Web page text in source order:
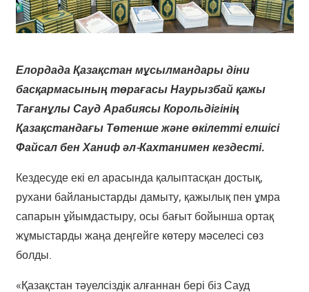
Елордада Қазақстан мұсылмандары діни
басқармасының төрағасы Наурызбай қажы
Тағанұлы Сауд Арабиясы Корольдігінің
Қазақстандағы Төтенше және өкілетті елшісі
Файсал бен Ханиф әл-Кахтанимен кездесті.
Кездесуде екі ел арасында қалыптасқан достық,
рухани байланыстарды дамыту, қажылық пен ұмра
сапарын ұйымдастыру, осы бағыт бойынша ортақ
жұмыстарды жаңа деңгейге көтеру мәселесі сөз
болды.
«Қазақстан тәуелсіздік алғаннан бері біз Сауд